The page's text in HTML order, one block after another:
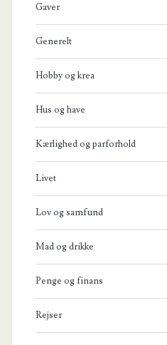
Gaver
Generelt
Hobby og krea
Hus og have
Kærlighed og parforhold
Livet
Lov og samfund
Mad og drikke
Penge og finans
Rejser